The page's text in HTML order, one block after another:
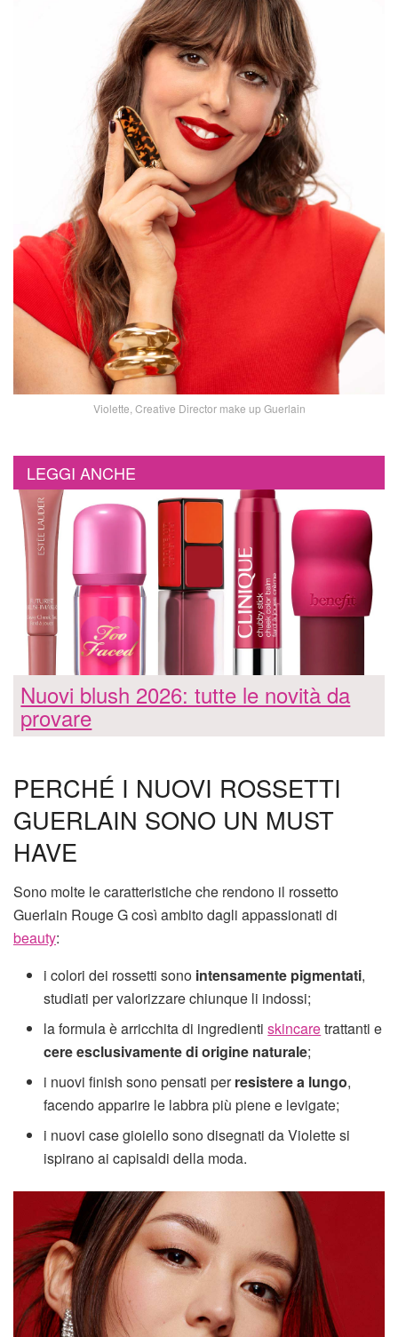
Violette, Creative Director make up Guerlain
LEGGI ANCHE
Nuovi blush 2026: tutte le novità da
provare
PERCHÉ I NUOVI ROSSETTI
GUERLAIN SONO UN MUST
HAVE
Sono molte le caratteristiche che rendono il rossetto
Guerlain Rouge G così ambito dagli appassionati di
beauty:
i colori dei rossetti sono intensamente pigmentati,
studiati per valorizzare chiunque li indossi;
la formula è arricchita di ingredientiskincaretrattanti e
cere esclusivamente di origine naturale;
i nuovi finish sono pensati perresistere a lungo,
facendo apparire le labbra più piene e levigate;
i nuovi case gioiello sono disegnati da Violette si
ispirano ai capisaldi della moda.